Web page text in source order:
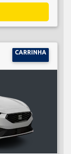
CARRINHA